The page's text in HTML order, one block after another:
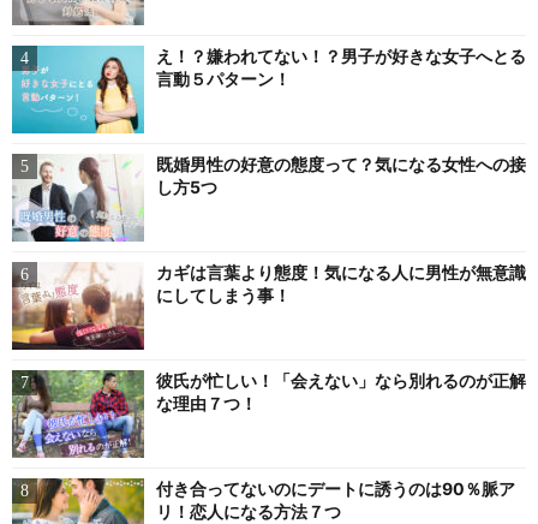
え！？嫌われてない！？男子が好きな女子へとる
言動５パターン！
既婚男性の好意の態度って？気になる女性への接
し方5つ
カギは言葉より態度！気になる人に男性が無意識
にしてしまう事！
彼氏が忙しい！「会えない」なら別れるのが正解
な理由７つ！
付き合ってないのにデートに誘うのは90％脈ア
リ！恋人になる方法７つ